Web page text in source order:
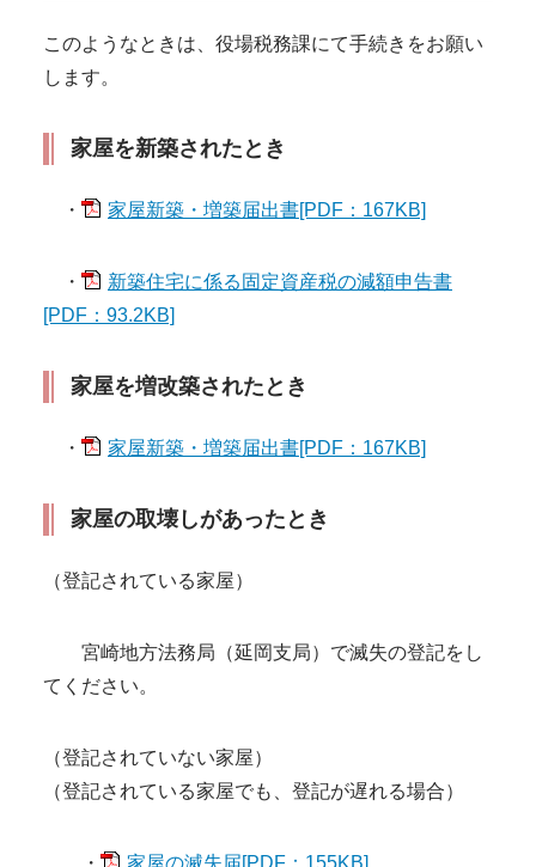
このようなときは、役場税務課にて手続きをお願い
します。
家屋を新築されたとき
・ 家屋新築・増築届出書[PDF：167KB]
・
新築住宅に係る固定資産税の減額申告書
[PDF：93.2KB]
家屋を増改築されたとき
・ 家屋新築・増築届出書[PDF：167KB]
家屋の取壊しがあったとき
（登記されている家屋）
宮崎地方法務局（延岡支局）で滅失の登記をし
てください。
（登記されていない家屋）
（登記されている家屋でも、登記が遅れる場合）
・ 家屋の滅失届[PDF：155KB]